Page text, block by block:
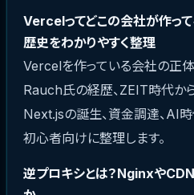
Vercelってどこの会社が作っ
歴史をわかりやすく整理
Vercelを作っている会社の正
Rauch氏の経歴、ZEIT時代か
Next.jsの誕生、資金調達、AI
初心者向けに整理します。
逆プロキシとは？Nginxや